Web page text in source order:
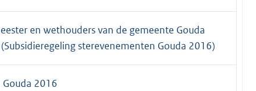
en wethouders van de gemeente Gouda
sterevenementen Gouda 2016)
2016